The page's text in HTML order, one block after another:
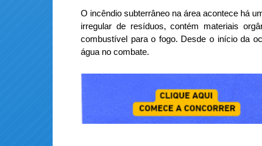
O incêndio subterrâneo na área acontece há
irregular de resíduos, contém materiais
combustível para o fogo. Desde o início da
água no combate.